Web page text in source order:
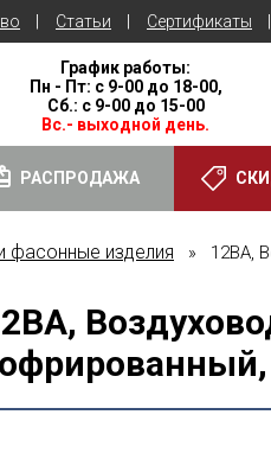
Статьи Сертификаты
График работы:
Пн - Пт: с 9-00 до 18-00,
Сб.: с 9-00 до 15-00
Вс.- выходной день.
РАСПРОДАЖА
фасонные изделия » 12ВА,